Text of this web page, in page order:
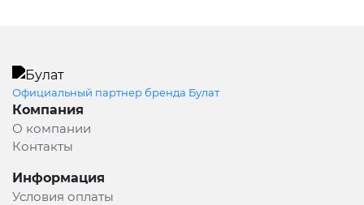
Официальный партнер бренда Булат
Компания
О компании
Контакты
Информация
Условия оплаты